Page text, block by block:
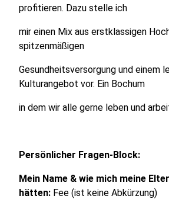
profitieren. Dazu stelle ich
mir einen Mix aus erstklassigen
spitzenmäßigen
Gesundheitsversorgung und einem
Kulturangebot vor. Ein Bochum
in dem wir alle gerne leben und
Persönlicher Fragen-Block:
Mein Name & wie mich meine
hätten: Fee (ist keine Abkürzung)